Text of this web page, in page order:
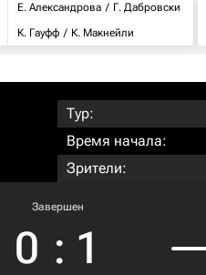
Е. Александрова
Г. Дабровски
К. Гауфф
К. Макнейли
Тур:
Время начала:
Зрители:
Завершен
0 : 1